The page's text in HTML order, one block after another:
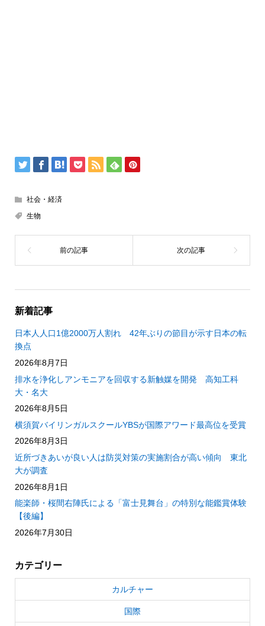
社会・経済
生物
新着記事
日本人人口1億2000万人割れ 42年ぶりの節目が示す日本の転
換点
2026年8月7日
排水を浄化しアンモニアを回収する新触媒を開発 高知工科
大・名大
2026年8月5日
横須賀バイリンガルスクールYBSが国際アワード最高位を受賞
2026年8月3日
近所づきあいが良い人は防災対策の実施割合が高い傾向 東北
大が調査
2026年8月1日
能楽師・桜間右陣氏による「富士見舞台」の特別な能鑑賞体験
【後編】
2026年7月30日
カテゴリー
カルチャー
国際